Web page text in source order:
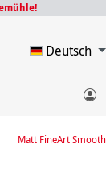
Deutsch
Matt FineArt Smooth